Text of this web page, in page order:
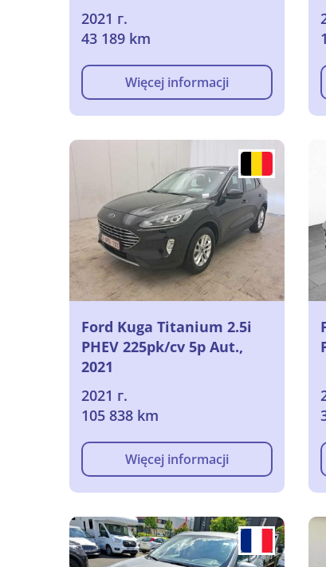
2021 г.
43 189 km
Więcej informacji
Ford Kuga Titanium 2.5i
PHEV 225pk/cv 5p Aut.,
2021
2021 г.
105 838 km
Więcej informacji